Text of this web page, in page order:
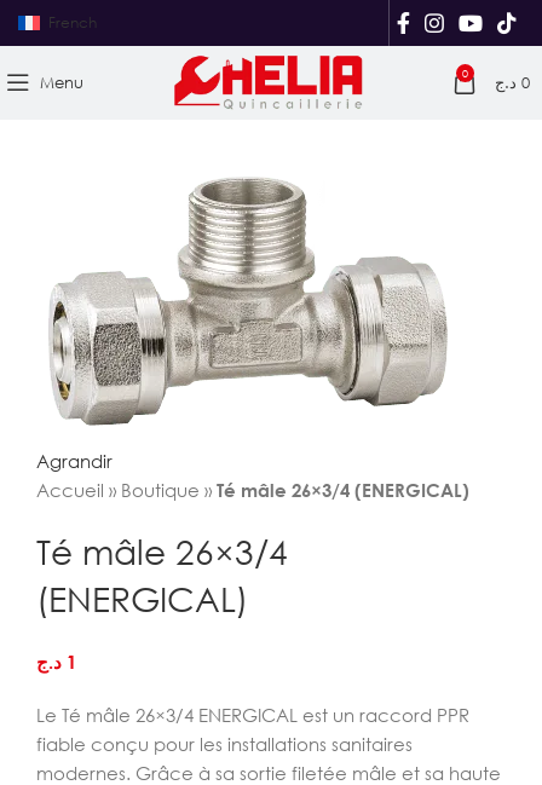
French
Menu 0 0 د.ج
Agrandir
Accueil » Boutique » Té mâle 26×3/4 (ENERGICAL)
Té mâle 26×3/4
(ENERGICAL)
1 د.ج
Le Té mâle 26×3/4 ENERGICAL est un raccord PPR
fiable conçu pour les installations sanitaires
modernes. Grâce à sa sortie filetée mâle et sa haute